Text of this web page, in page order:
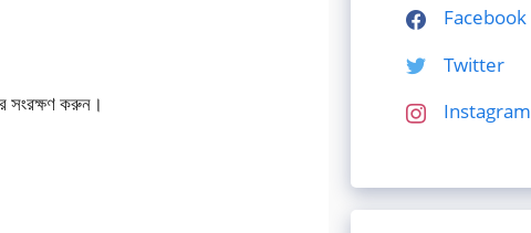
সংরক্ষণ করুন।
Facebook
Twitter
Instagram